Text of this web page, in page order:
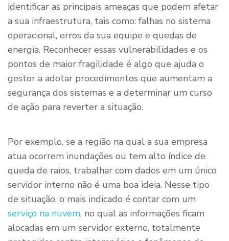
identificar as principais ameaças que podem afetar
a sua infraestrutura, tais como: falhas no sistema
operacional, erros da sua equipe e quedas de
energia. Reconhecer essas vulnerabilidades e os
pontos de maior fragilidade é algo que ajuda o
gestor a adotar procedimentos que aumentam a
segurança dos sistemas e a determinar um curso
de ação para reverter a situação.
Por exemplo, se a região na qual a sua empresa
atua ocorrem inundações ou tem alto índice de
queda de raios, trabalhar com dados em um único
servidor interno não é uma boa ideia. Nesse tipo
de situação, o mais indicado é contar com um
serviço na nuvem, no qual as informações ficam
alocadas em um servidor externo, totalmente